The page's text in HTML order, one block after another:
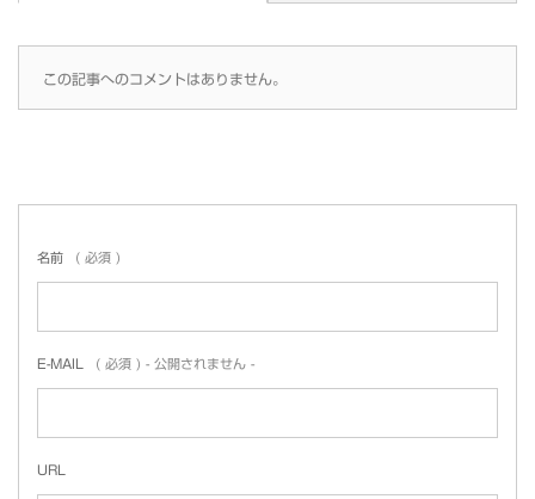
この記事へのコメントはありません。
名前 ( 必須 )
E-MAIL ( 必須 ) - 公開されません -
URL